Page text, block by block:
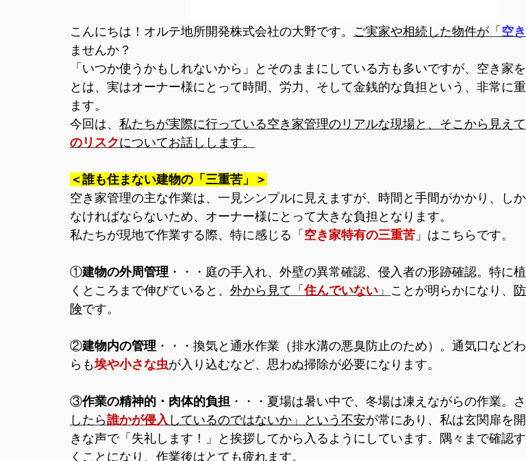
こんにちは！オルテ地所開発株式会社の大野です。 ご実家や相続した物件が「 空
ませんか？
「いつか使うかもしれないから」とそのままにしている方も多いですが、空き家
とは、実はオーナー様にとって時間、労力、そして金銭的な負担という、非常に
ます。
今回は、 私たちが実際に行っている空き家管理のリアルな現場と、そこから見え
のリスクについてお話しします。
＜誰も住まない建物の「三重苦」＞
空き家管理の主な作業は、一見シンプルに見えますが、時間と手間がかかり、し
なければならないため、オーナー様にとって大きな負担となります。
私たちが現地で作業する際、特に感じる「 空き家特有の三重苦 」はこちらです。
①建物の外周管理 ・・・庭の手入れ、外壁の異常確認、侵入者の形跡確認。特に
くところまで伸びていると、 外から見て「住んでいない 」 ことが明らかになり、
険です。
②建物内の管理 ・・・換気と通水作業（排水溝の悪臭防止のため）。通気口など
らも埃や小さな虫が入り込むなど、思わぬ掃除が必要になります。
③作業の精神的・肉体的負担・・・夏場は暑い中で、冬場は凍えながらの作業。さ
したら誰かが侵入 しているのではないか」という不安が常にあり、私は玄関扉を
きな声で「失礼します！」と挨拶してから入るようにしています。隅々まで確認
くことになり、作業後はとても疲れます。